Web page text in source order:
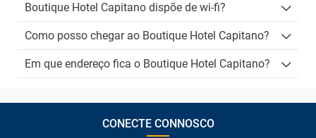
Boutique Hotel Capitano dispõe de wi-fi?
Como posso chegar ao Boutique Hotel Capitano?
Em que endereço fica o Boutique Hotel Capitano?
CONECTE CONNOSCO